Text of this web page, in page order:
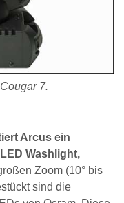
7.
Arcus ein
Washlight,
Zoom (10° bis
sind die